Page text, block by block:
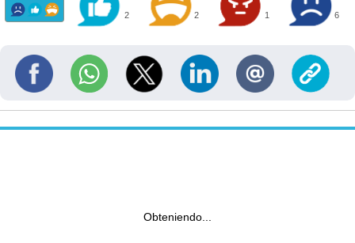
2 2 1 6
Obteniendo...